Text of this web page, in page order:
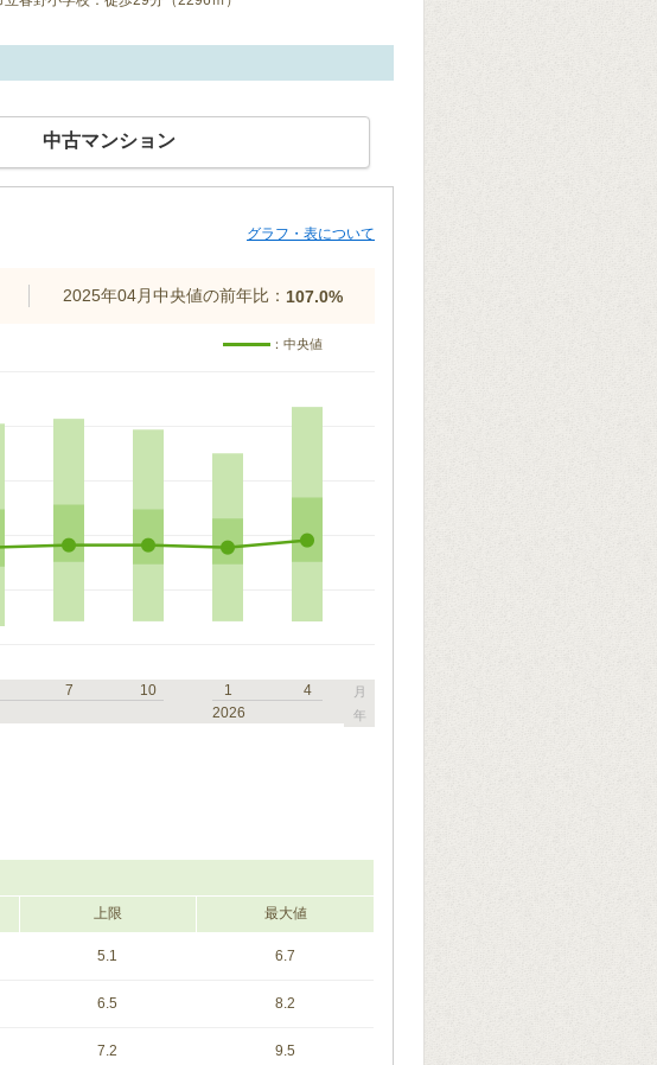
中古マンション
グラフ・表について
2025年04月中央値の前年比： 107.0%
：中央値
7
10
1
4
2026
月
年
上限 最大値
5.1 6.7
6.5 8.2
7.2 9.5